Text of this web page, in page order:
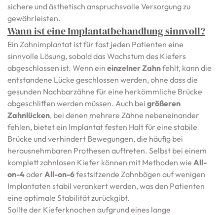
sichere und ästhetisch anspruchsvolle Versorgung zu
gewährleisten.
Wann ist eine Implantatbehandlung sinnvoll?
Ein Zahnimplantat ist für fast jeden Patienten eine
sinnvolle Lösung, sobald das Wachstum des Kiefers
abgeschlossen ist. Wenn ein einzelner Zahnfehlt, kann die
entstandene Lücke geschlossen werden, ohne dass die
gesunden Nachbarzähne für eine herkömmliche Brücke
abgeschliffen werden müssen. Auch bei größeren
Zahnlücken, bei denen mehrere Zähne nebeneinander
fehlen, bietet ein Implantat festen Halt für eine stabile
Brücke und verhindert Bewegungen, die häufig bei
herausnehmbaren Prothesen auftreten. Selbst bei einem
komplett zahnlosen Kiefer können mit Methoden wie All-
on-4oder All-on-6festsitzende Zahnbögen auf wenigen
Implantaten stabil verankert werden, was den Patienten
eine optimale Stabilität zurückgibt.
Sollte der Kieferknochen aufgrund eines lange